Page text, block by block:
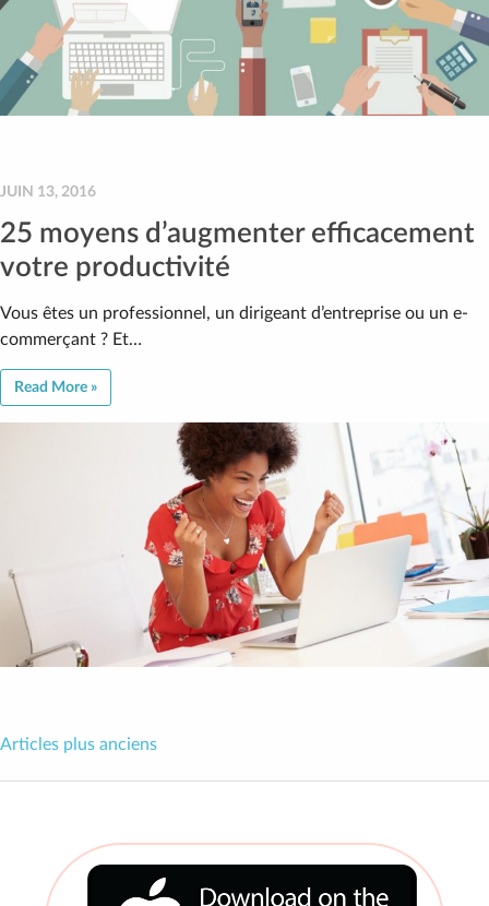
JUIN 13, 2016
25 moyens d’augmenter efficacement
votre productivité
Vous êtes un professionnel, un dirigeant d’entreprise ou un e-
commerçant ? Et…
Read More »
Navigation
Articles plus anciens